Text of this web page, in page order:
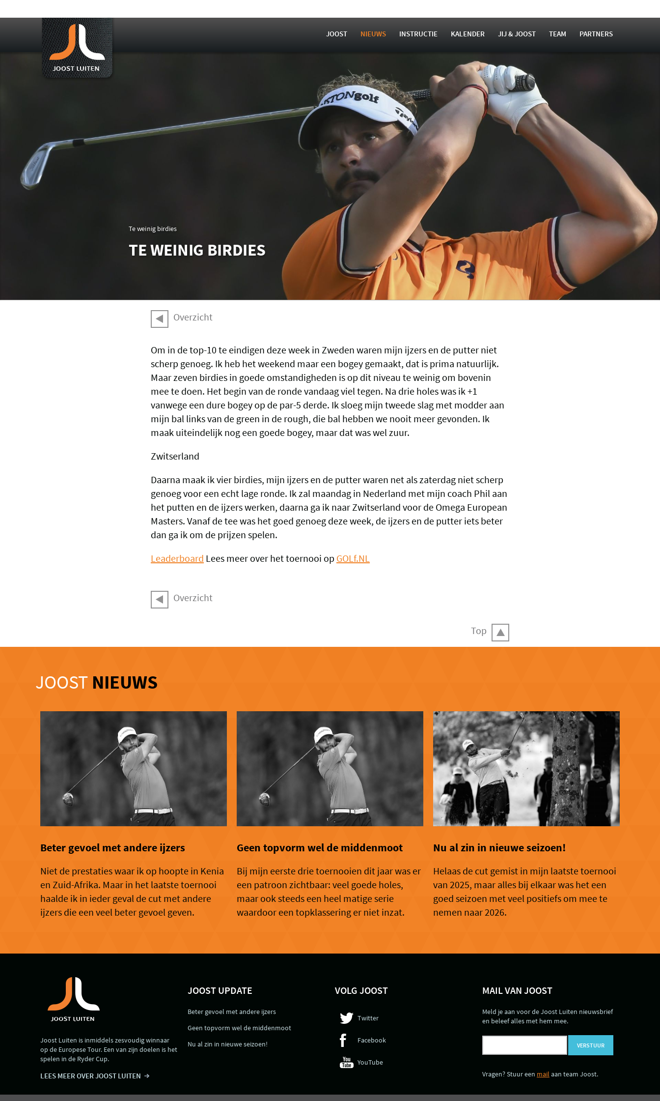
JOOST NIEUWS INSTRUCTIE KALENDER JIJ & JOOST TEAM PARTNERS
Te weinig birdies
TE WEINIG BIRDIES
Overzicht
Om in de top-10 te eindigen deze week in Zweden waren mijn ijzers en de putter niet
scherp genoeg. Ik heb het weekend maar een bogey gemaakt, dat is prima natuurlijk.
Maar zeven birdies in goede omstandigheden is op dit niveau te weinig om bovenin
mee te doen. Het begin van de ronde vandaag viel tegen. Na drie holes was ik +1
vanwege een dure bogey op de par-5 derde. Ik sloeg mijn tweede slag met modder aan
mijn bal links van de green in de rough, die bal hebben we nooit meer gevonden. Ik
maak uiteindelijk nog een goede bogey, maar dat was wel zuur.
Zwitserland
Daarna maak ik vier birdies, mijn ijzers en de putter waren net als zaterdag niet scherp
genoeg voor een echt lage ronde. Ik zal maandag in Nederland met mijn coach Phil aan
het putten en de ijzers werken, daarna ga ik naar Zwitserland voor de Omega European
Masters. Vanaf de tee was het goed genoeg deze week, de ijzers en de putter iets beter
dan ga ik om de prijzen spelen.
Leaderboard Lees meer over het toernooi op GOLf.NL
Overzicht
Top
JOOST NIEUWS
Beter gevoel met andere ijzers
Niet de prestaties waar ik op hoopte in Kenia
en Zuid-Afrika. Maar in het laatste toernooi
haalde ik in ieder geval de cut met andere
ijzers die een veel beter gevoel geven.
Geen topvorm wel de middenmoot
Bij mijn eerste drie toernooien dit jaar was er
een patroon zichtbaar: veel goede holes,
maar ook steeds een heel matige serie
waardoor een topklassering er niet inzat.
Nu al zin in nieuwe seizoen!
Helaas de cut gemist in mijn laatste toernooi
van 2025, maar alles bij elkaar was het een
goed seizoen met veel positiefs om mee te
nemen naar 2026.
Joost Luiten is inmiddels zesvoudig winnaar
op de Europese Tour. Een van zijn doelen is het
spelen in de Ryder Cup.
LEES MEER OVER JOOST LUITEN
JOOST UPDATE
Beter gevoel met andere ijzers
Geen topvorm wel de middenmoot
Nu al zin in nieuwe seizoen!
VOLG JOOST
Twitter
Facebook
YouTube
MAIL VAN JOOST
Meld je aan voor de Joost Luiten nieuwsbrief
en beleef alles met hem mee.
VERSTUUR
Vragen? Stuur een mail aan team Joost.